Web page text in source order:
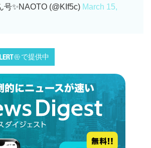
✨NAOTO (@KIf5c) March 15,
で提供中